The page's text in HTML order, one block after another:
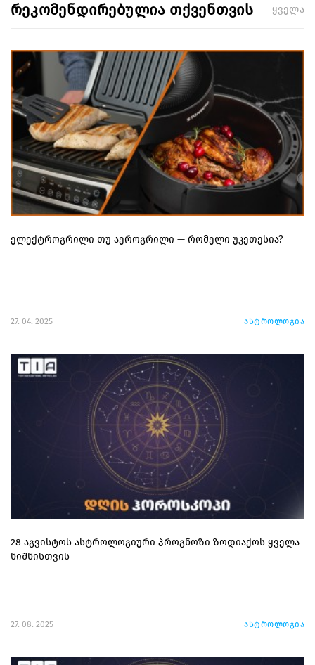
რეკომენდირებულია თქვენთვის ყველა
ელექტროგრილი თუ აეროგრილი — რომელი უკეთესია?
27. 04. 2025 ასტროლოგია
28 აგვისტოს ასტროლოგიური პროგნოზი ზოდიაქოს ყველა
ნიშნისთვის
27. 08. 2025 ასტროლოგია